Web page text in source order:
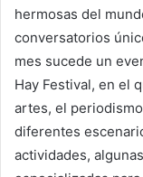
hermosas del
conversatorios
mes sucede un
Hay Festival, en el
artes, el
diferentes
actividades,